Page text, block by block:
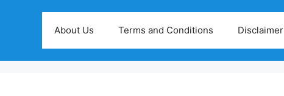
About Us Terms and Conditions Disclaimer